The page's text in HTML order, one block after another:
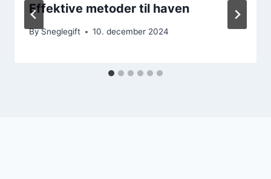
Effektive metoder til haven
BySneglegift 10. december 2024